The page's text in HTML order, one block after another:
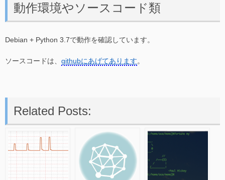
動作環境やソースコード類
Debian + Python 3.7で動作を確認しています。
ソースコードは、 githubにあげてあります。
Related Posts: